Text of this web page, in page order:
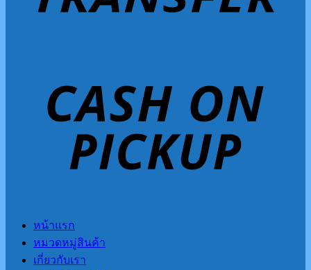
หน้าแรก
หมวดหมู่สินค้า
เกี่ยวกับเรา